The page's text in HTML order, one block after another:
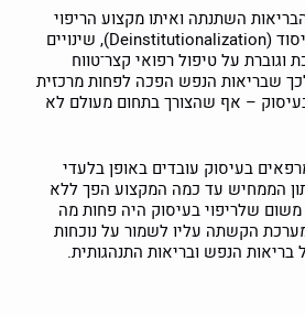
השתנתה ואיתו מקצוע הריפוי
בעיסוק. תהליכי הדה־מיסוד (Deinstitutionalization), שינויים
וגוברת על טיפול רפואי קצר־טווח
שבריאות הנפש הפכה לפחות מרכזית
– אף שהצורך בתחום מעולם לא
כ־2%–3% מהמרפאים בעיסוק עובדים באופן בלעדי
הממחיש עד כמה המקצוע הפך ללא
שלריפוי בעיסוק היה פחות מה
הקשתה עליו לשמור על נוכחות
בריאות הנפש ובריאות התנהגותית.